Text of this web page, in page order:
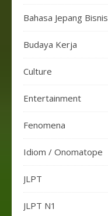
Bahasa Jepang Bisnis
Budaya Kerja
Culture
Entertainment
Fenomena
Idiom / Onomatope
JLPT
JLPT N1